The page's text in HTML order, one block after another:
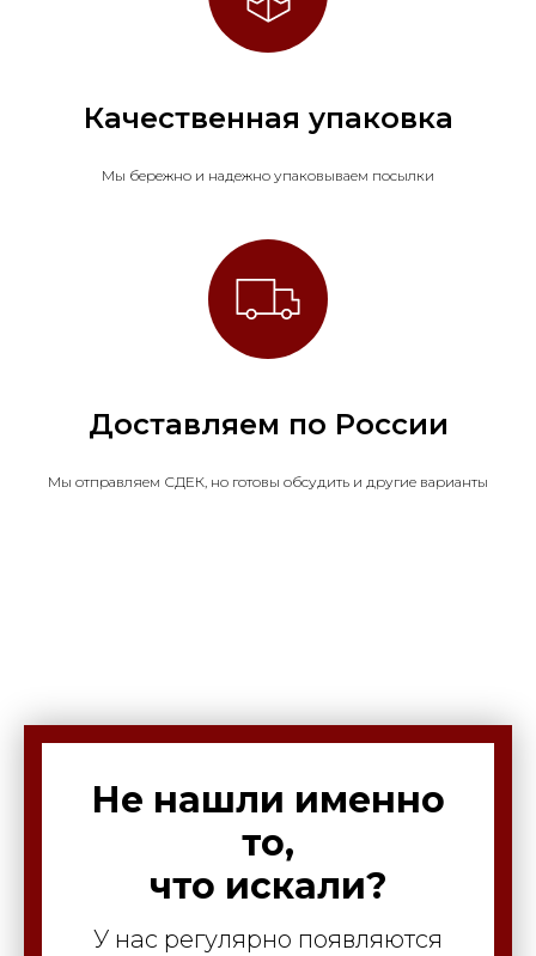
Качественная упаковка
Мы бережно и надежно упаковываем посылки
Доставляем по России
Мы отправляем СДЕК, но готовы обсудить и другие варианты
Не нашли именно
то,
что искали?
У нас регулярно появляются